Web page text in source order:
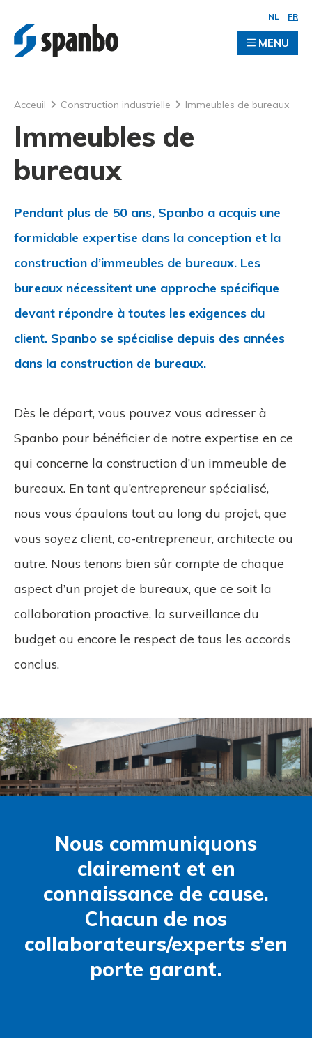
NL FR
MENU
Acceuil Construction industrielle Immeubles de bureaux
Immeubles de
bureaux
Pendant plus de 50 ans, Spanbo a acquis une
formidable expertise dans la conception et la
construction d’immeubles de bureaux. Les
bureaux nécessitent une approche spécifique
devant répondre à toutes les exigences du
client. Spanbo se spécialise depuis des années
dans la construction de bureaux.
Dès le départ, vous pouvez vous adresser à
Spanbo pour bénéficier de notre expertise en ce
qui concerne la construction d’un immeuble de
bureaux. En tant qu’entrepreneur spécialisé,
nous vous épaulons tout au long du projet, que
vous soyez client, co-entrepreneur, architecte ou
autre. Nous tenons bien sûr compte de chaque
aspect d’un projet de bureaux, que ce soit la
collaboration proactive, la surveillance du
budget ou encore le respect de tous les accords
conclus.
Nous communiquons
clairement et en
connaissance de cause.
Chacun de nos
collaborateurs/experts s’en
porte garant.